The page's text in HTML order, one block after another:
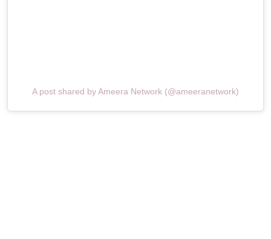
A post shared by Ameera Network (@ameeranetwork)